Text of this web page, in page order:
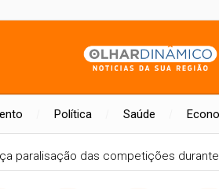
Política Saúde
paralisação das competições